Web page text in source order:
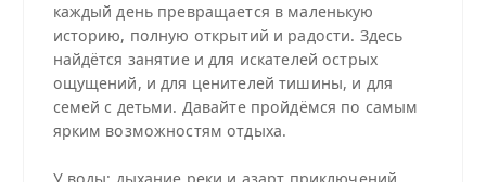
каждый день превращается в маленькую
историю, полную открытий и радости. Здесь
найдётся занятие и для искателей острых
ощущений, и для ценителей тишины, и для
семей с детьми. Давайте пройдёмся по самым
ярким возможностям отдыха.